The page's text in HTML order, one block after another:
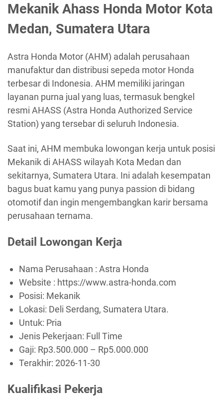
Mekanik Ahass Honda Motor Kota
Medan, Sumatera Utara
Astra Honda Motor (AHM) adalah perusahaan
manufaktur dan distribusi sepeda motor Honda
terbesar di Indonesia. AHM memiliki jaringan
layanan purna jual yang luas, termasuk bengkel
resmi AHASS (Astra Honda Authorized Service
Station) yang tersebar di seluruh Indonesia.
Saat ini, AHM membuka lowongan kerja untuk posisi
Mekanik di AHASS wilayah Kota Medan dan
sekitarnya, Sumatera Utara. Ini adalah kesempatan
bagus buat kamu yang punya passion di bidang
otomotif dan ingin mengembangkan karir bersama
perusahaan ternama.
Detail Lowongan Kerja
Nama Perusahaan : Astra Honda
Website : https://www.astra-honda.com
Posisi: Mekanik
Lokasi: Deli Serdang, Sumatera Utara.
Untuk: Pria
Jenis Pekerjaan: Full Time
Gaji: Rp3.500.000 – Rp5.000.000
Terakhir: 2026-11-30
Kualifikasi Pekerja